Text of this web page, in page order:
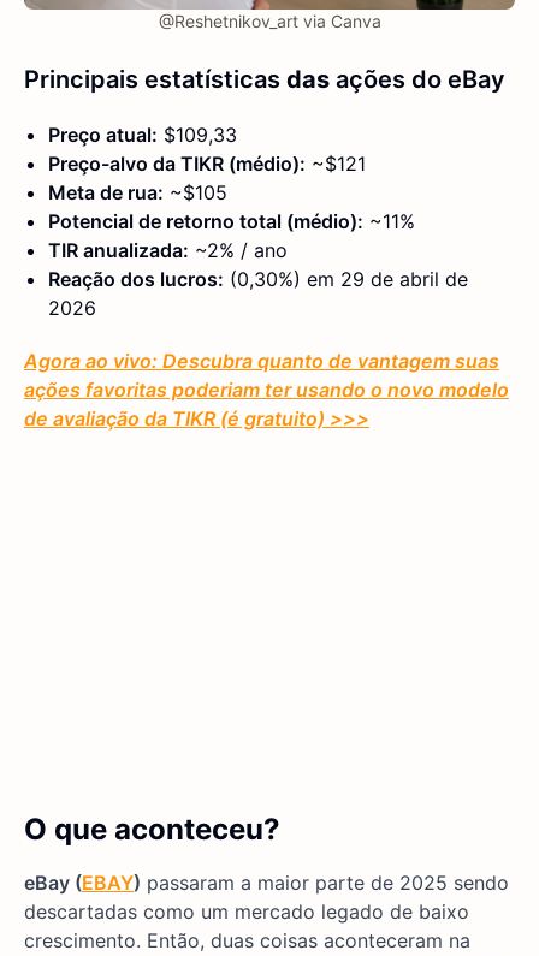
@Reshetnikov_art via Canva
Principais estatísticas das ações do eBay
Preço atual: $109,33
Preço-alvo da TIKR (médio): ~$121
Meta de rua: ~$105
Potencial de retorno total (médio): ~11%
TIR anualizada: ~2% / ano
Reação dos lucros: (0,30%) em 29 de abril de
2026
Agora ao vivo: Descubra quanto de vantagem suas
ações favoritas poderiam ter usando o novo modelo
de avaliação da TIKR (é gratuito) >>>
O que aconteceu?
eBay (EBAY) passaram a maior parte de 2025 sendo
descartadas como um mercado legado de baixo
crescimento. Então, duas coisas aconteceram na